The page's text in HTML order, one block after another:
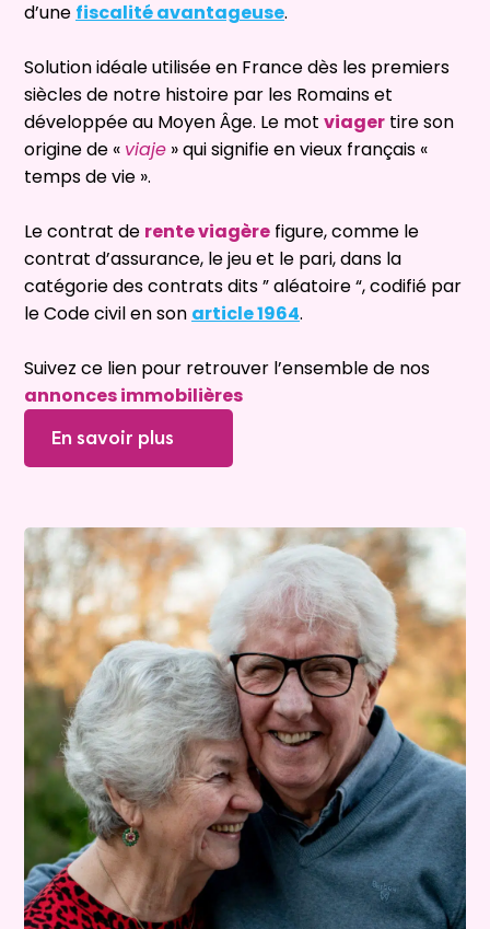
d’une fiscalité avantageuse.
Solution idéale utilisée en France dès les premiers
siècles de notre histoire par les Romains et
développée au Moyen Âge. Le mot viager tire son
origine de « viaje » qui signifie en vieux français «
temps de vie ».
Le contrat de rente viagère figure, comme le
contrat d’assurance, le jeu et le pari, dans la
catégorie des contrats dits ” aléatoire “, codifié par
le Code civil en son article 1964.
Suivez ce lien pour retrouver l’ensemble de nos
annonces immobilières
En savoir plus